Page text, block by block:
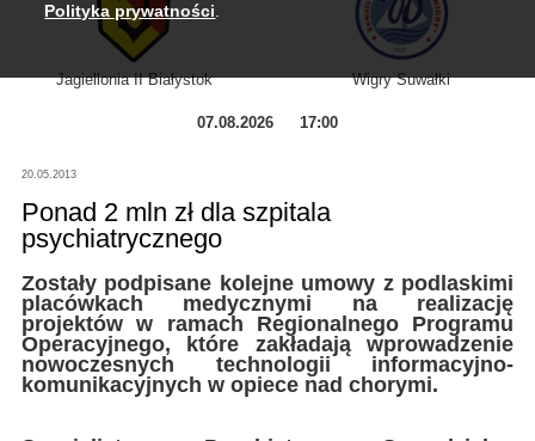
Jagiellonia II Białystok Wigry Suwałki
07.08.2026 17:00
20.05.2013
Ponad 2 mln zł dla szpitala
psychiatrycznego
Zostały podpisane kolejne umowy z podlaskimi
placówkach medycznymi na realizację
projektów w ramach Regionalnego Programu
Operacyjnego, które zakładają wprowadzenie
nowoczesnych technologii informacyjno-
komunikacyjnych w opiece nad chorymi.
Polityka prywatności